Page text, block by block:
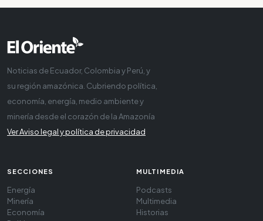
Noticias de Ecuador, Colombia y Perú, y
su región amazónica. Cubriendo política,
economía, energía, medio ambiente y
minería desde el corazón de la Amazonía
Ver Aviso legal y política de privacidad
SECCIONES
Energía
Minería
Economía
MULTIMEDIA
Podcasts
Multimedia
Historias